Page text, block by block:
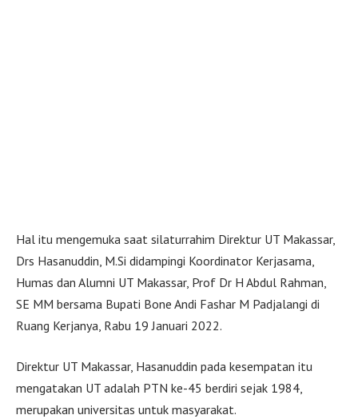
Hal itu mengemuka saat silaturrahim Direktur UT Makassar,
Drs Hasanuddin, M.Si didampingi Koordinator Kerjasama,
Humas dan Alumni UT Makassar, Prof Dr H Abdul Rahman,
SE MM bersama Bupati Bone Andi Fashar M Padjalangi di
Ruang Kerjanya, Rabu 19 Januari 2022.
Direktur UT Makassar, Hasanuddin pada kesempatan itu
mengatakan UT adalah PTN ke-45 berdiri sejak 1984,
merupakan universitas untuk masyarakat.